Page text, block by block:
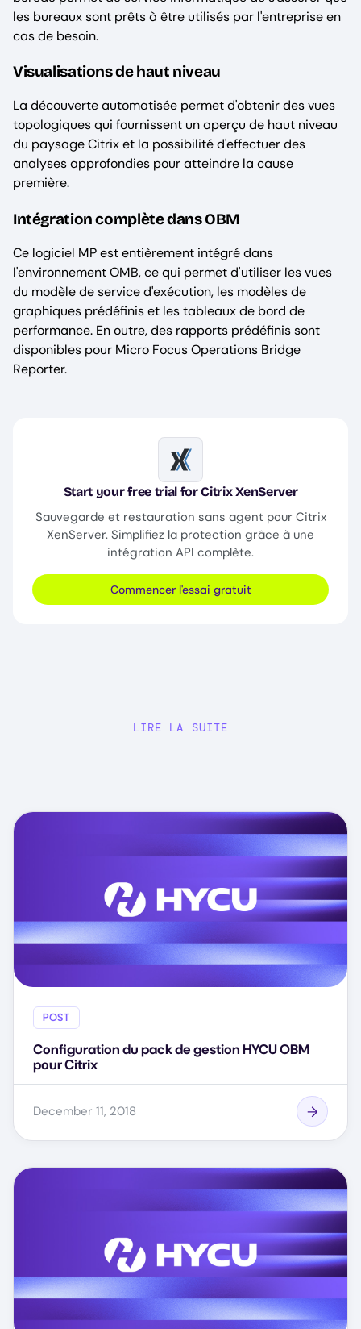
les bureaux sont prêts à être utilisés par l'entreprise en
cas de besoin.
Visualisations de haut niveau
La découverte automatisée permet d'obtenir des vues
topologiques qui fournissent un aperçu de haut niveau
du paysage Citrix et la possibilité d'effectuer des
analyses approfondies pour atteindre la cause
première.
Intégration complète dans OBM
Ce logiciel MP est entièrement intégré dans
l'environnement OMB, ce qui permet d'utiliser les vues
du modèle de service d'exécution, les modèles de
graphiques prédéfinis et les tableaux de bord de
performance. En outre, des rapports prédéfinis sont
disponibles pour Micro Focus Operations Bridge
Reporter.
Image
Start your free trial for Citrix XenServer
Sauvegarde et restauration sans agent pour Citrix
XenServer. Simplifiez la protection grâce à une
intégration API complète.
Commencer l'essai gratuit
LIRE LA SUITE
POST
Configuration du pack de gestion HYCU OBM
pour Citrix
December 11, 2018